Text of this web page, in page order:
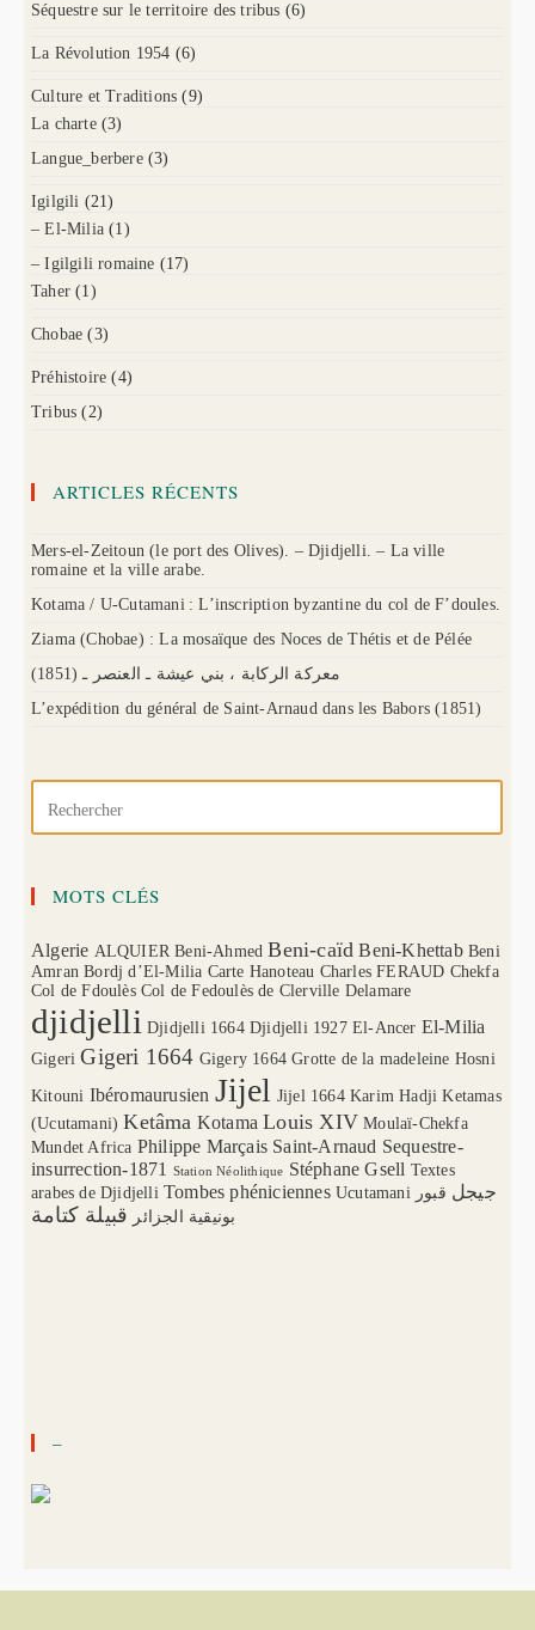
Séquestre sur le territoire des tribus (6)
La Révolution 1954 (6)
Culture et Traditions (9)
La charte (3)
Langue_berbere (3)
Igilgili (21)
– El-Milia (1)
– Igilgili romaine (17)
Taher (1)
Chobae (3)
Préhistoire (4)
Tribus (2)
ARTICLES RÉCENTS
Mers-el-Zeitoun (le port des Olives). – Djidjelli. – La ville
romaine et la ville arabe.
Kotama / U-Cutamani : L’inscription byzantine du col de F’doules.
Ziama (Chobae) : La mosaïque des Noces de Thétis et de Pélée
(1851) معركة الركابة ، بني عيشة ـ العنصر ـ
L’expédition du général de Saint-Arnaud dans les Babors (1851)
MOTS CLÉS
Algerie ALQUIER Beni-Ahmed Beni-caïd Beni-Khettab Beni
Amran Bordj d’El-Milia Carte Hanoteau Charles FERAUD Chekfa
Col de Fdoulès Col de Fedoulès de Clerville Delamare
djidjelli Djidjelli 1664 Djidjelli 1927 El-Ancer El-Milia
Gigeri Gigeri 1664 Gigery 1664 Grotte de la madeleine Hosni
Kitouni Ibéromaurusien Jijel Jijel 1664 Karim Hadji Ketamas
(Ucutamani) Ketâma Kotama Louis XIV Moulaï-Chekfa
Mundet Africa Philippe Marçais Saint-Arnaud Sequestre-
insurrection-1871
Station Néolithique Stéphane Gsell Textes
arabes de Djidjelli Tombes phéniciennes Ucutamani جيجل قبور
بونيقية الجزائر قبيلة كتامة
–